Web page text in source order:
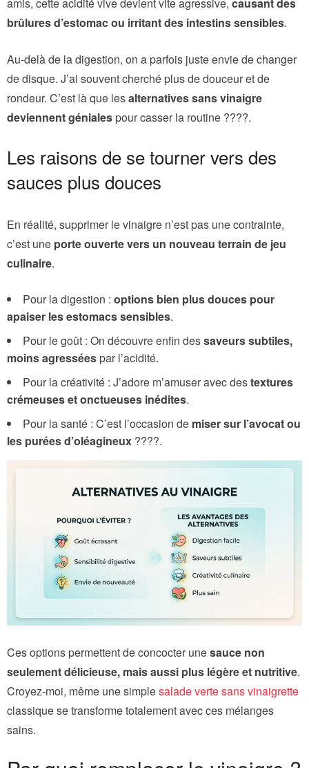
brûlures d’estomac ou irritant des intestins sensibles.
Au-delà de la digestion, on a parfois juste envie de changer
de disque. J’ai souvent cherché plus de douceur et de
rondeur. C’est là que lesalternatives sans vinaigre
deviennent géniales pour casser la routine ????.
Les raisons de se tourner vers des
sauces plus douces
En réalité, supprimer le vinaigre n’est pas une contrainte,
c’est une porte ouverte vers un nouveau terrain de jeu
culinaire.
Pour la digestion : options bien plus douces pour
apaiser les estomacs sensibles.
Pour le goût : On découvre enfin dessaveurs subtiles,
moins agressées par l’acidité.
Pour la créativité : J’adore m’amuser avec destextures
crémeuses et onctueuses inédites.
Pour la santé : C’est l’occasion de miser sur l’avocat ou
les purées d’oléagineux ????.
Ces options permettent de concocter unesauce non
seulement délicieuse, mais aussi plus légère et nutritive.
Croyez-moi, même une simplesalade verte sans vinaigrette
classique se transforme totalement avec ces mélanges
sains.